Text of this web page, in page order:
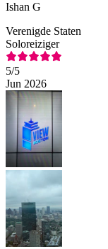
Ishan G
Verenigde Staten
Soloreiziger
5/5
Jun 2026